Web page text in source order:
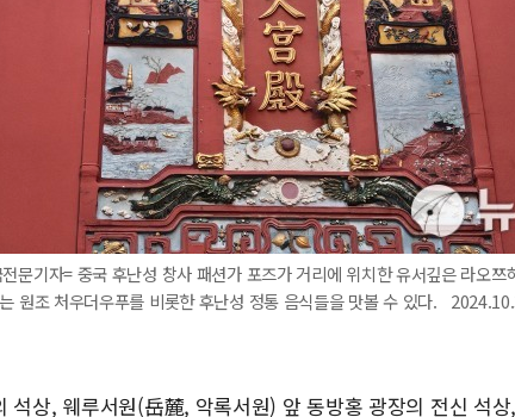
문기자= 중국 후난성 창사 패션가 포즈가 거리에 위치한 유서깊은 라오
원조 처우더우푸를 비롯한 후난성 정통 음식들을 맛볼 수 있다.
석상, 웨루서원(岳麓, 악록서원) 앞 동방홍 광장의 전신 석